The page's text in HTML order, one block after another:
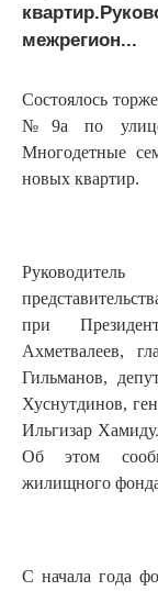
межрегион...
Состоялось
№9а по улице
Многодетные
новых квартир.
Руководитель
при
Ахметвалеев,
Гильманов,
Хуснутдинов,
Ильгизар
Об этом
жилищного
С начала года